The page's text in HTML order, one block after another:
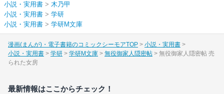
小説・実用書 > 木乃甲
小説・実用書 > 学研
小説・実用書 > 学研M文庫
漫画(まんが)・電子書籍のコミックシーモアTOP
小説・実用書
小説・実用書
学研 学研M文庫 無役御家人隠密帖
無役御家人隠密帖 売
られた女房
最新情報はここからチェック！